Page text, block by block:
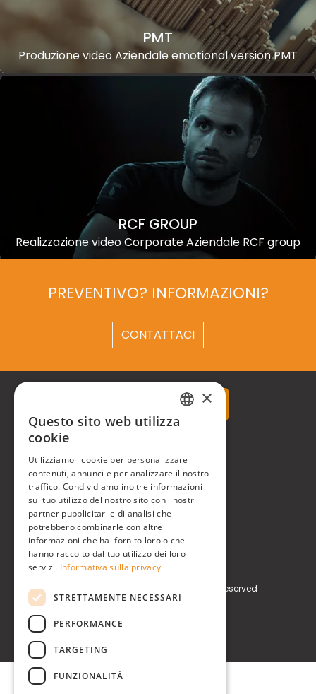
PMT
Produzione video Aziendale emotional version PMT
RCF GROUP
Realizzazione video Corporate Aziendale RCF group
PREVENTIVO? INFORMAZIONI?
CONTATTACI
P.zzale Arduino, 11 - Milano (MI)
Phone+39 0248519908
E-mail info@realtimegroup.it
P. IVA / C.F. 02794870960
Copyright © Real Time® S.r.l. All rights reserved
×
Questo sito web utilizza
cookie
Utilizziamo i cookie per personalizzare
contenuti, annunci e per analizzare il nostro
traffico. Condividiamo inoltre informazioni
sul tuo utilizzo del nostro sito con i nostri
partner pubblicitari e di analisi che
potrebbero combinarle con altre
informazioni che hai fornito loro o che
hanno raccolto dal tuo utilizzo dei loro
servizi. Informativa sulla privacy
STRETTAMENTE NECESSARI
PERFORMANCE
TARGETING
FUNZIONALITÀ